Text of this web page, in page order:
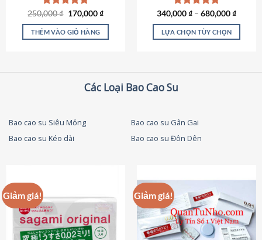
sản
phẩm
Được xếp
hạng5.00
5 sao
250,000₫ Giá
là:
250,000 ₫.
170,000₫Giá
tại
THÊM VÀO GIỎ HÀNG
Được xếp
hạng4.79
5 sao
340,000₫ – 680,000₫
LỰA CHỌN TÙY CHỌN
thể.
tùy
thể
được
chọn
trên
trang
Các Loại Bao Cao Su
Bao cao su Siêu Mỏng
Bao cao su Gân Gai
Bao cao su Kéo dài
Bao cao su Đôn Dên
Giảm giá! Giảm giá!